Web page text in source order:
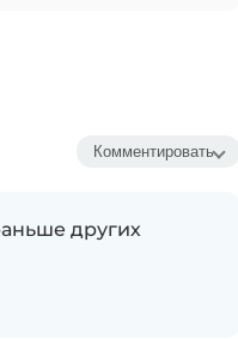
Комментировать
других